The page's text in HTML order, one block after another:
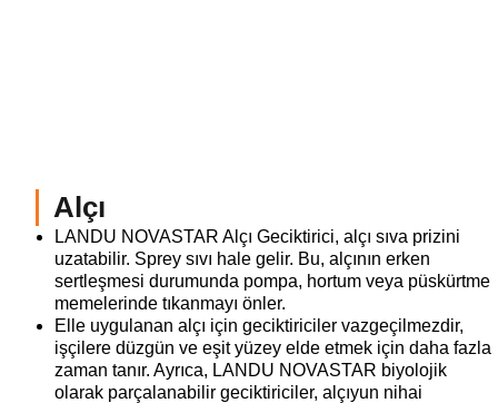
Alçı
LANDU NOVASTAR Alçı Geciktirici, alçı sıva prizini
uzatabilir. Sprey sıvı hale gelir. Bu, alçının erken
sertleşmesi durumunda pompa, hortum veya püskürtme
memelerinde tıkanmayı önler.
Elle uygulanan alçı için geciktiriciler vazgeçilmezdir,
işçilere düzgün ve eşit yüzey elde etmek için daha fazla
zaman tanır. Ayrıca, LANDU NOVASTAR biyolojik
olarak parçalanabilir geciktiriciler, alçıyun nihai